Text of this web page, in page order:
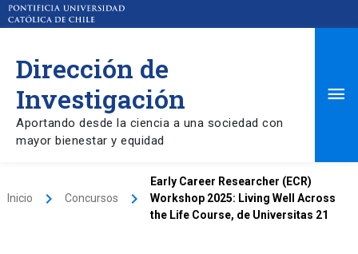
Dirección de
Investigación
Aportando desde la ciencia a una sociedad con
mayor bienestar y equidad
Inicio keyboard_arrow_right Concursos keyboard_arrow_right
Early Career Researcher (ECR)
Workshop 2025: Living Well Across
the Life Course, de Universitas 21